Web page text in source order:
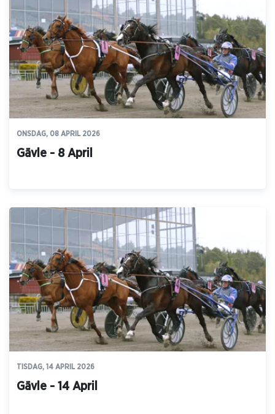
ONSDAG, 08 APRIL 2026
Gävle - 8 April
TISDAG, 14 APRIL 2026
Gävle - 14 April